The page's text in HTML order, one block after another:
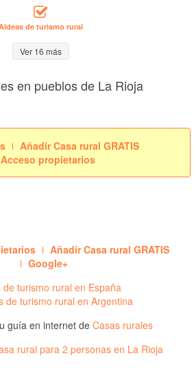
de turismo rural
Ver 16 más
en pueblos de La Rioja
Añadir Casa rural GRATIS
Acceso propietarios
Añadir Casa rural GRATIS
Google+
de turismo rural en España
de turismo rural en Argentina
guía en internet de Casas rurales
rural para 2 personas en La Rioja